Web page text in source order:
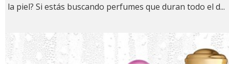
la piel? Si estás buscando perfumes que duran todo el d...